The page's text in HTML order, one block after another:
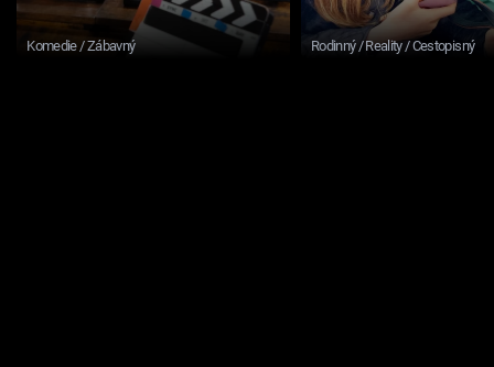
Komedie / Zábavný Rodinný / Reality / Cestopisný